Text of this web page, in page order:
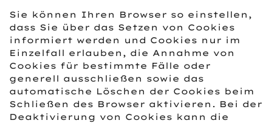
Sie können Ihren Browser so einstellen,
dass Sie über das Setzen von Cookies
informiert werden und Cookies nur im
Einzelfall erlauben, die Annahme von
Cookies für bestimmte Fälle oder
generell ausschließen sowie das
automatische Löschen der Cookies beim
Schließen des Browser aktivieren. Bei der
Deaktivierung von Cookies kann die